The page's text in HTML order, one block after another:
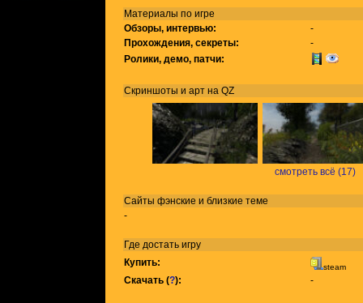
Материалы по игре
Обзоры, интервью:
-
Прохождения, секреты:
-
Ролики, демо, патчи:
Скриншоты и арт на QZ
смотреть всё (17)
Сайты фэнские и близкие теме
-
Где достать игру
Купить:
steam
Скачать (?): -